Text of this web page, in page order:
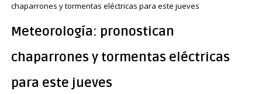
chaparrones y tormentas eléctricas para este jueves
Meteorología: pronostican
chaparrones y tormentas eléctricas
para este jueves